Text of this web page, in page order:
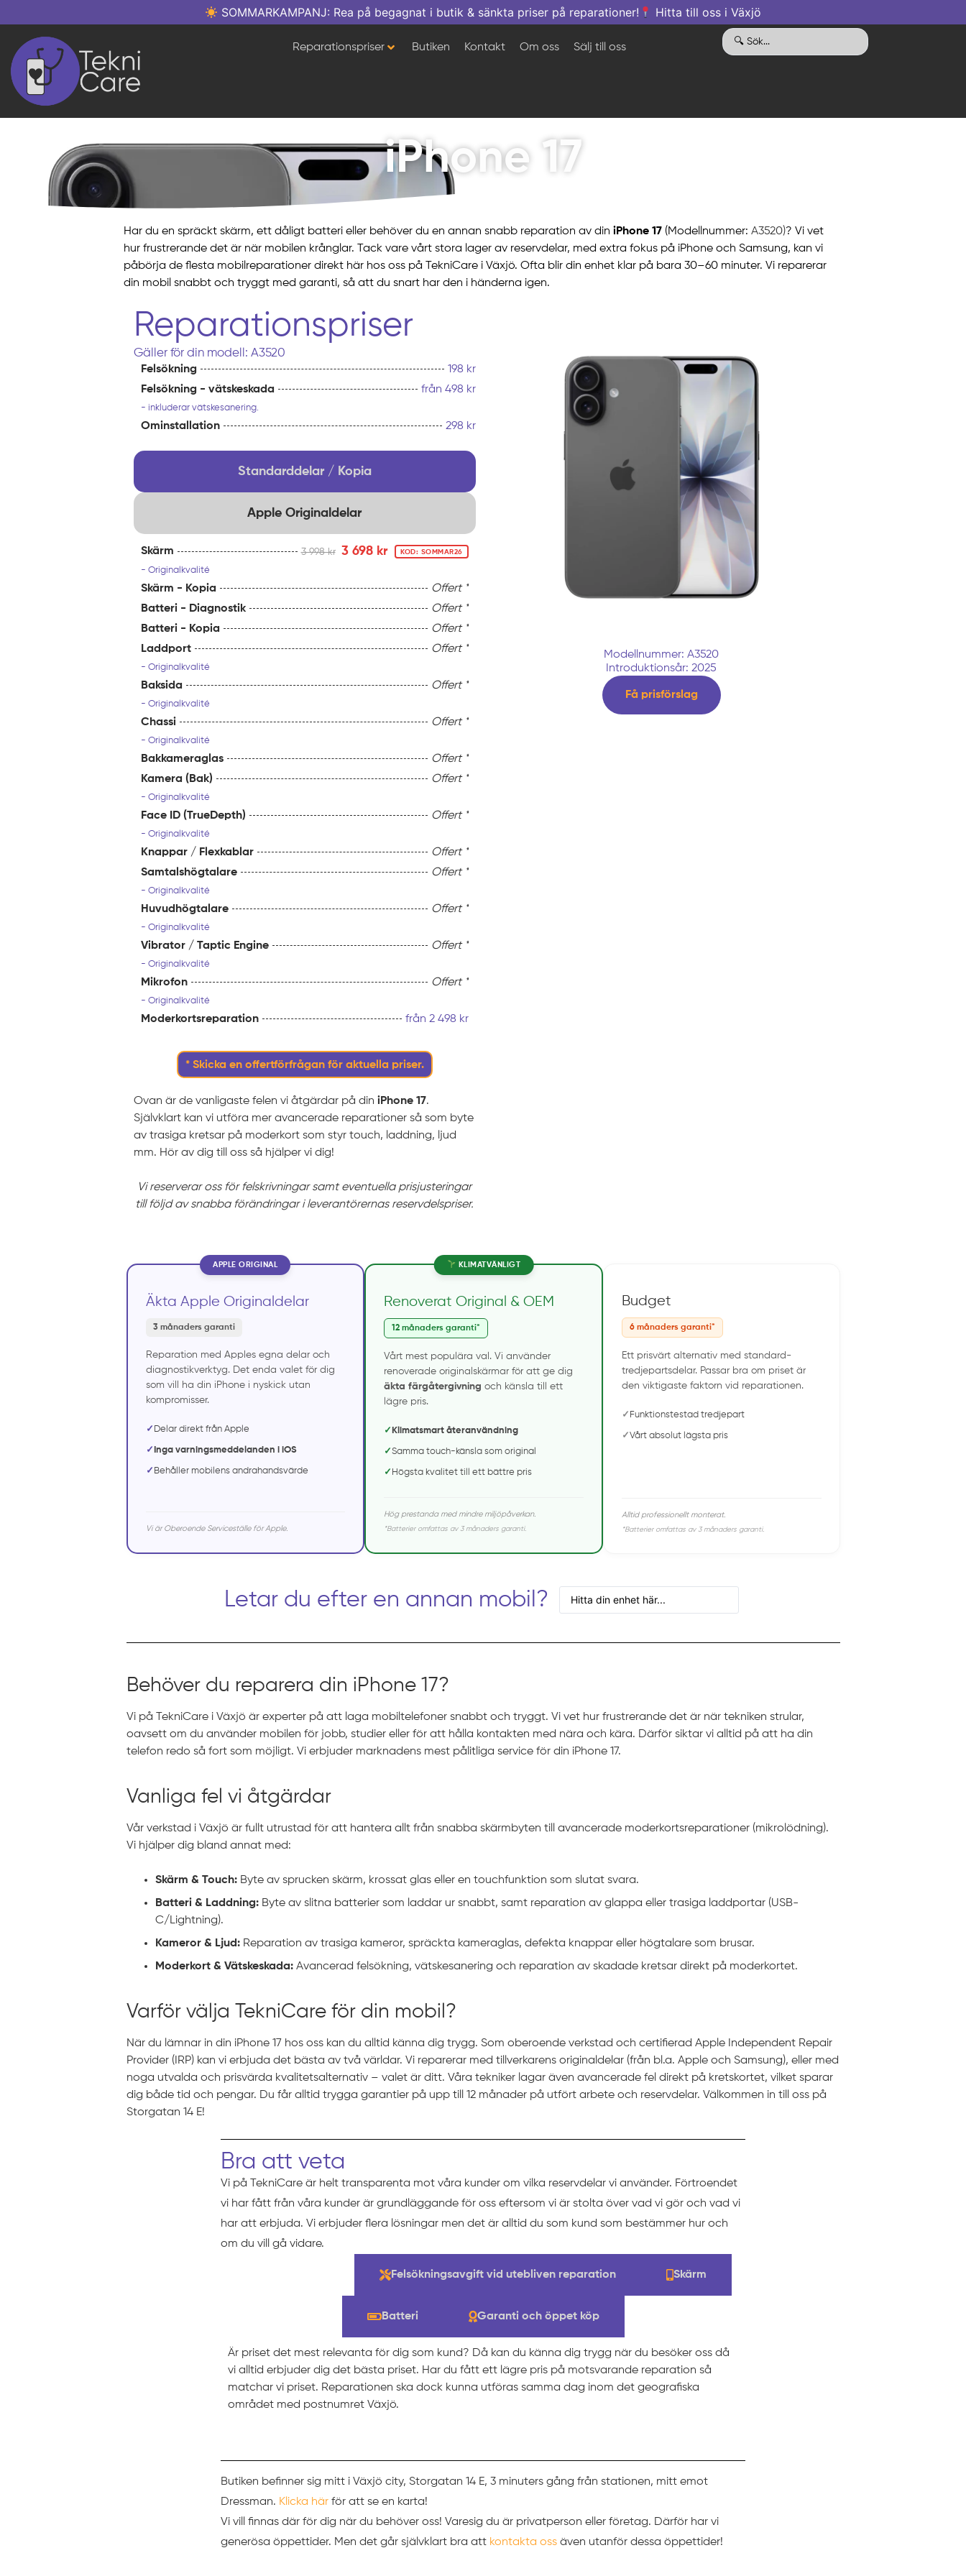
SOMMARKAMPANJ: Rea på begagnat i butik & sänkta priser på reparationer! Hitta till oss i Växjö
Reparationspriser Butiken Kontakt Om oss Sälj till oss
iPhone 17
Har du en spräckt skärm, ett dåligt batteri eller behöver du en annan snabb reparation av din iPhone 17 (Modellnummer: A3520)? Vi vet
hur frustrerande det är när mobilen krånglar. Tack vare vårt stora lager av reservdelar, med extra fokus på iPhone och Samsung, kan vi
påbörja de flesta mobilreparationer direkt här hos oss på TekniCare i Växjö. Ofta blir din enhet klar på bara 30–60 minuter. Vi reparerar
din mobil snabbt och tryggt med garanti, så att du snart har den i händerna igen.
Reparationspriser
Gäller för din modell: A3520
Felsökning
198 kr
Felsökning - vätskeskada
från 498 kr
- inkluderar vätskesanering.
Ominstallation 298 kr
Standarddelar / Kopia
Apple Originaldelar
Skärm 3 998 kr 3 698 kr KOD: SOMMAR26
- Originalkvalité
Skärm - Kopia
Offert *
Batteri - Diagnostik
Offert *
Batteri - Kopia
Offert *
Laddport
Offert *
- Originalkvalité
Baksida Offert *
- Originalkvalité
Chassi Offert *
- Originalkvalité
Bakkameraglas
Offert *
Kamera (Bak)
Offert *
- Originalkvalité
Face ID (TrueDepth) Offert *
- Originalkvalité
Knappar / Flexkablar
Offert *
Samtalshögtalare
Offert *
- Originalkvalité
Huvudhögtalare Offert *
- Originalkvalité
Vibrator / Taptic Engine Offert *
- Originalkvalité
Mikrofon Offert *
- Originalkvalité
Moderkortsreparation från 2 498 kr
* Skicka en offertförfrågan för aktuella priser.
Ovan är de vanligaste felen vi åtgärdar på din iPhone 17.
Självklart kan vi utföra mer avancerade reparationer så som byte
av trasiga kretsar på moderkort som styr touch, laddning, ljud
mm. Hör av dig till oss så hjälper vi dig!
Vi reserverar oss för felskrivningar samt eventuella prisjusteringar
till följd av snabba förändringar i leverantörernas reservdelspriser.
Modellnummer: A3520
Introduktionsår: 2025
Få prisförslag
APPLE ORIGINAL
Äkta Apple Originaldelar
3 månaders garanti
Reparation med Apples egna delar och
diagnostikverktyg. Det enda valet för dig
som vill ha din iPhone i nyskick utan
kompromisser.
✓ Delar direkt från Apple
✓ Inga varningsmeddelanden i iOS
✓ Behåller mobilens andrahandsvärde
Vi är Oberoende Serviceställe för Apple.
KLIMATVÄNLIGT
Renoverat Original & OEM
12 månaders garanti*
Vårt mest populära val. Vi använder
renoverade originalskärmar för att ge dig
äkta färgåtergivning och känsla till ett
lägre pris.
✓ Klimatsmart återanvändning
✓Samma touch-känsla som original
✓ Högsta kvalitet till ett bättre pris
Hög prestanda med mindre miljöpåverkan.
*Batterier omfattas av 3 månaders garanti.
Budget
6 månaders garanti*
Ett prisvärt alternativ med standard-
tredjepartsdelar. Passar bra om priset är
den viktigaste faktorn vid reparationen.
✓ Funktionstestad tredjepart
✓Vårt absolut lägsta pris
Alltid professionellt monterat.
*Batterier omfattas av 3 månaders garanti.
Letar du efter en annan mobil?
Behöver du reparera din iPhone 17?
Vi på TekniCare i Växjö är experter på att laga mobiltelefoner snabbt och tryggt. Vi vet hur frustrerande det är när tekniken strular,
oavsett om du använder mobilen för jobb, studier eller för att hålla kontakten med nära och kära. Därför siktar vi alltid på att ha din
telefon redo så fort som möjligt. Vi erbjuder marknadens mest pålitliga service för din iPhone 17.
Vanliga fel vi åtgärdar
Vår verkstad i Växjö är fullt utrustad för att hantera allt från snabba skärmbyten till avancerade moderkortsreparationer (mikrolödning).
Vi hjälper dig bland annat med:
Skärm & Touch:Byte av sprucken skärm, krossat glas eller en touchfunktion som slutat svara.
Batteri & Laddning:Byte av slitna batterier som laddar ur snabbt, samt reparation av glappa eller trasiga laddportar (USB-
C/Lightning).
Kameror & Ljud:Reparation av trasiga kameror, spräckta kameraglas, defekta knappar eller högtalare som brusar.
Moderkort & Vätskeskada:Avancerad felsökning, vätskesanering och reparation av skadade kretsar direkt på moderkortet.
Varför välja TekniCare för din mobil?
När du lämnar in din iPhone 17 hos oss kan du alltid känna dig trygg. Som oberoende verkstad och certifierad Apple Independent Repair
Provider (IRP) kan vi erbjuda det bästa av två världar. Vi reparerar med tillverkarens originaldelar (från bl.a. Apple och Samsung), eller med
noga utvalda och prisvärda kvalitetsalternativ – valet är ditt. Våra tekniker lagar även avancerade fel direkt på kretskortet, vilket sparar
dig både tid och pengar. Du får alltid trygga garantier på upp till 12 månader på utfört arbete och reservdelar. Välkommen in till oss på
Storgatan 14 E!
Bra att veta
Vi på TekniCare är helt transparenta mot våra kunder om vilka reservdelar vi använder. Förtroendet
vi har fått från våra kunder är grundläggande för oss eftersom vi är stolta över vad vi gör och vad vi
har att erbjuda. Vi erbjuder flera lösningar men det är alltid du som kund som bestämmer hur och
om du vill gå vidare.
Felsökningsavgift vid utebliven reparation Skärm
Batteri Garanti och öppet köp
Är priset det mest relevanta för dig som kund? Då kan du känna dig trygg när du besöker oss då
vi alltid erbjuder dig det bästa priset. Har du fått ett lägre pris på motsvarande reparation så
matchar vi priset. Reparationen ska dock kunna utföras samma dag inom det geografiska
området med postnumret Växjö.
Butiken befinner sig mitt i Växjö city, Storgatan 14 E, 3 minuters gång från stationen, mitt emot
Dressman. Klicka här för att se en karta!
Vi vill finnas där för dig när du behöver oss! Varesig du är privatperson eller företag. Därför har vi
generösa öppettider. Men det går självklart bra att kontakta oss även utanför dessa öppettider!